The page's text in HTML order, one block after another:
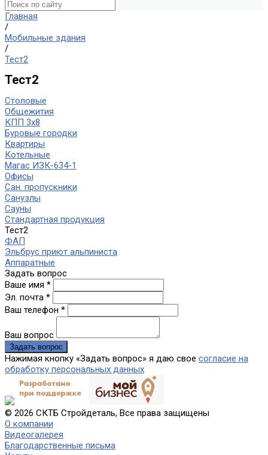
Главная
/
Мобильные здания
/
Тест2
Тест2
Столовые
Общежития
КПП 3х8
Буровые городки
Квартиры
Котельные
Магас ИЗК-634-1
Офисы
Сан. пропускники
Санузлы
Сауны
Стандартная продукция
Тест2
ФАП
Эльбрус приют альпиниста
Аппаратные
Задать вопрос
Ваше имя *
Эл. почта *
Ваш телефон *
Ваш вопрос
Нажимая кнопку «Задать вопрос» я даю свое согласие на
обработку персональных данных
© 2026 СКТБ Стройдеталь, Все права защищены
О компании
Видеогалерея
Благодарственные письма